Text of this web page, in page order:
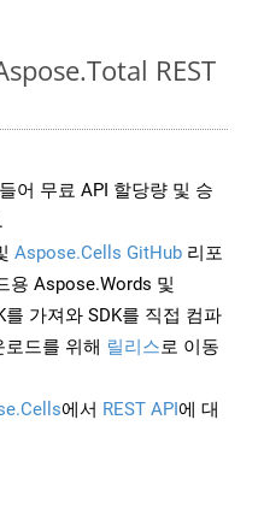
REST
어 무료 API 할당량 및 승
Aspose.Cells GitHub 리포
용 Aspose.Words 및
가져와 SDK를 직접 컴파
드를 위해 릴리스로 이동
에서 REST API에 대